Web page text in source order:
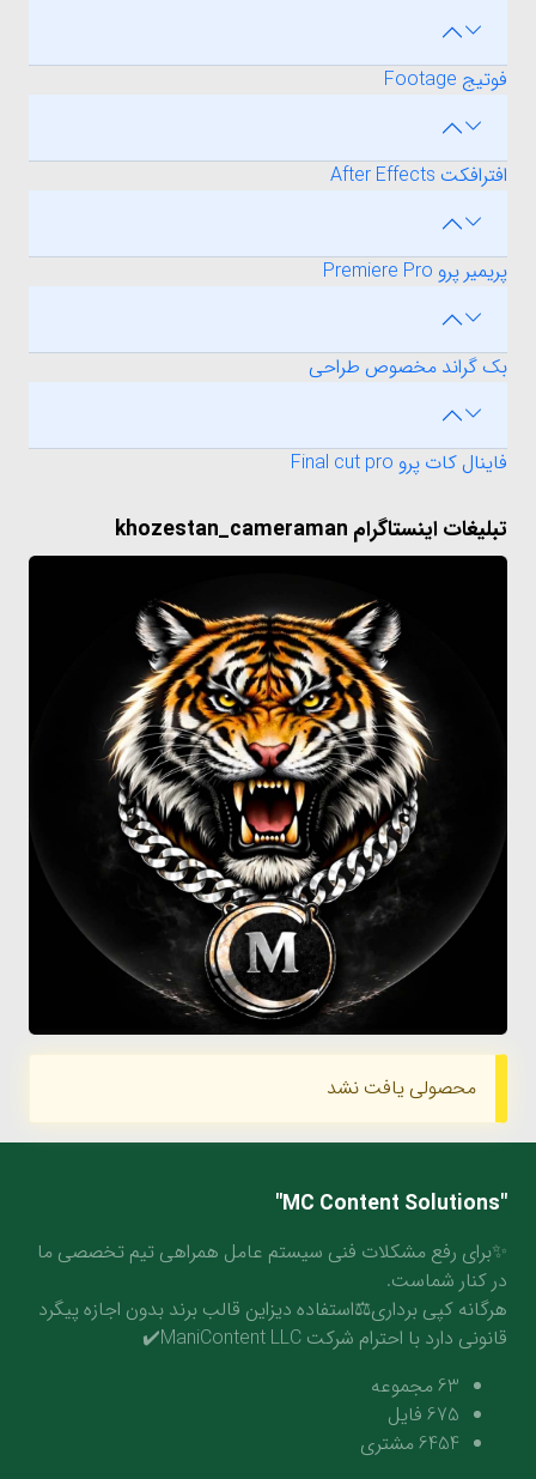
فوتیج Footage
افترافکت After Effects
پریمیر پرو Premiere Pro
بک گراند مخصوص طراحی
فاینال کات پرو Final cut pro
تبلیغات اینستاگرام khozestan_cameraman
محصولی یافت نشد
"MC Content Solutions"
✨برای رفع مشکلات فنی سیستم عامل همراهی تیم تخصصی ما
در کنار شماست.
هرگانه کپی برداری⚖️استفاده دیزاین قالب برند بدون اجازه پیگرد
قانونی دارد با احترام شرکت ManiContent LLC✔️
63مجموعه
675 فایل
6454مشتری